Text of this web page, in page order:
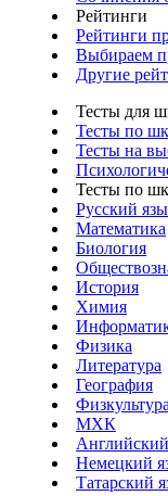
Рейтинги
Рейтинги
Выбираем
Другие
Тесты для
Тесты по
Тесты на
Тесты по
Русский
Математика
Биология
История
Химия
Физика
Литература
География
Физкультура
МХК
Немецкий
Татарский